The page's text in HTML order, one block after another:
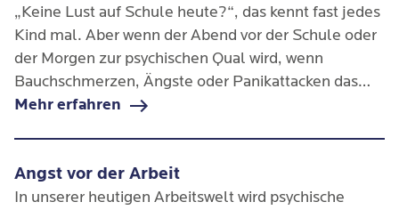
„Keine Lust auf Schule heute?“, das kennt fast jedes
Kind mal. Aber wenn der Abend vor der Schule oder
der Morgen zur psychischen Qual wird, wenn
Bauchschmerzen, Ängste oder Panikattacken das
Kind belasten oder Kinder und Jugendliche ganz
Mehr erfahren
Angst vor der Arbeit
In unserer heutigen Arbeitswelt wird psychische